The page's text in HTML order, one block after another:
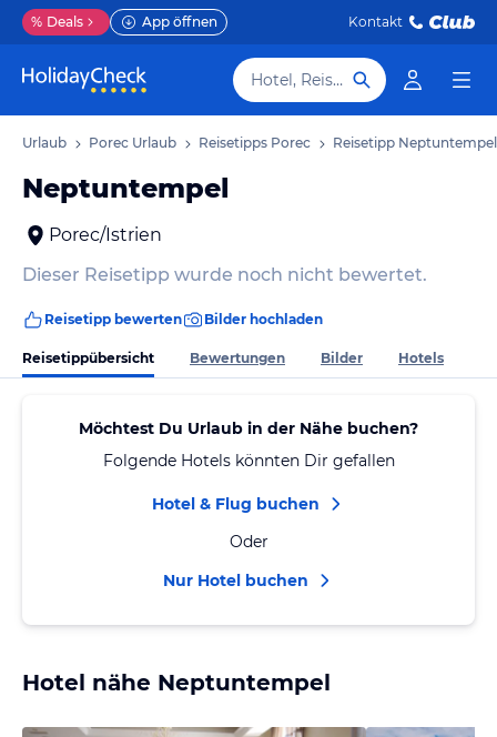
% Deals App öffnen Kontakt
Hotel, Reiseziel
Urlaub Porec Urlaub Reisetipps Porec Reisetipp Neptuntempel
Neptuntempel
Porec/Istrien
Dieser Reisetipp wurde noch nicht bewertet.
Reisetipp bewerten Bilder hochladen
Reisetippübersicht Bewertungen Bilder Hotels
Möchtest Du Urlaub in der Nähe buchen?
Folgende Hotels könnten Dir gefallen
Hotel & Flug buchen
Oder
Nur Hotel buchen
Hotel nähe Neptuntempel